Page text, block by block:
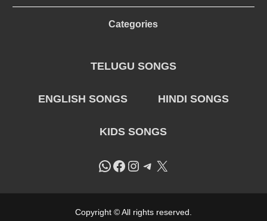
Categories
TELUGU SONGS
ENGLISH SONGS HINDI SONGS
KIDS SONGS
WhatsApp
Facebook
Instagram
Telegram
X
Copyright © All rights reserved.